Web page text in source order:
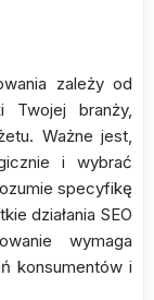
zależy od
branży,
Ważne jest,
i wybrać
specyfikę
działania SEO
wymaga
konsumentów i